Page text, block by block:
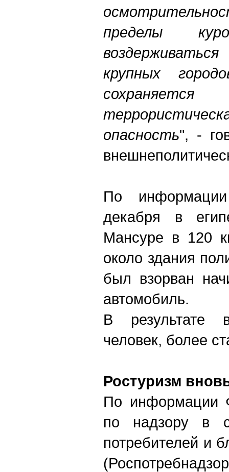
пределы
крупных
опасность", -
По
декабря в
Мансуре в 120
около здания
был взорван
автомобиль.
В результате
человек, более
Ростуризм
По информации
по надзору в
потребителей и